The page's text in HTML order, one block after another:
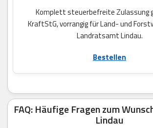
Komplett steuerbefreite Zulassung
KraftStG, vorrangig für Land- und
Landratsamt Lindau.
Bestellen
FAQ: Häufige Fragen zum
Lindau